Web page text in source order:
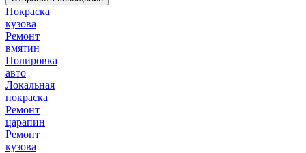
Покраска
кузова
Ремонт
вмятин
Полировка
авто
Локальная
покраска
Ремонт
царапин
Ремонт
кузова